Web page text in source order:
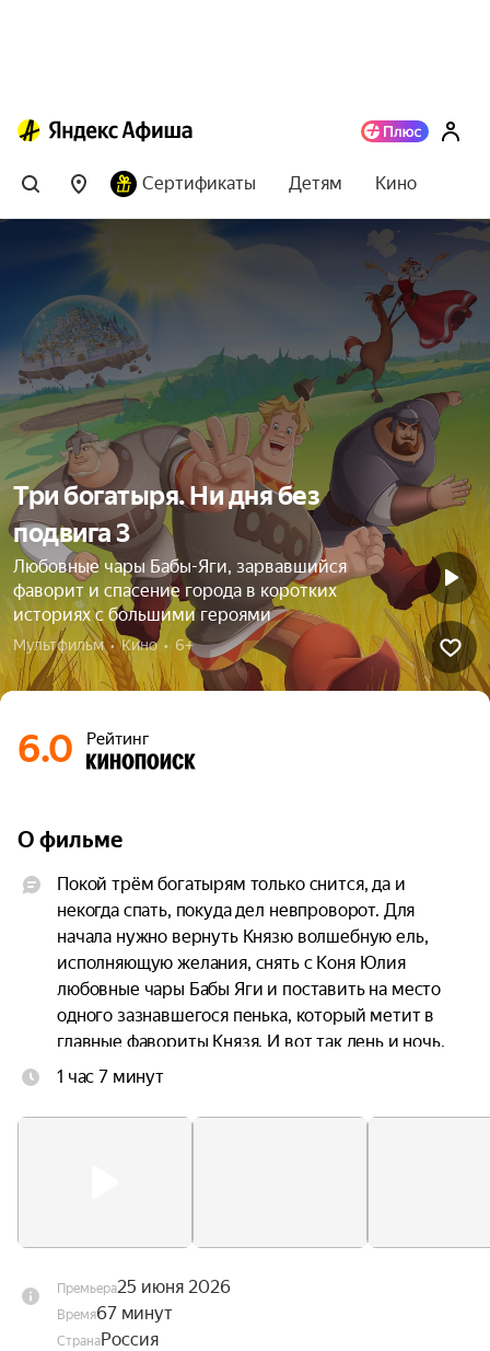
Сертификаты Детям Кино
Три богатыря. Ни дня без
подвига 3
Любовные чары Бабы-Яги, зарвавшийся
фаворит и спасение города в коротких
историях с большими героями
Мультфильм  •  Кино  •  6+
6.0 Рейтинг
О фильме
Покой трём богатырям только снится, да и
некогда спать, покуда дел невпроворот. Для
начала нужно вернуть Князю волшебную ель,
исполняющую желания, снять с Коня Юлия
любовные чары Бабы Яги и поставить на место
одного зазнавшегося пенька, который метит в
главные фавориты Князя. И вот так день и ночь,
без отдыха и сна несут они на своих плечах
самом прямом смысле. Главное, чтобы не
1 час 7 минут
Премьера25 июня 2026
Время67 минут
СтранаРоссия